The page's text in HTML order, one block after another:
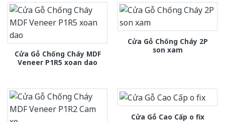
Cửa Gỗ Chống Cháy MDF
Veneer P1R5 xoan dao
Cửa Gỗ Chống Cháy 2P
son xam
Cửa Gỗ Cao Cấp o fix